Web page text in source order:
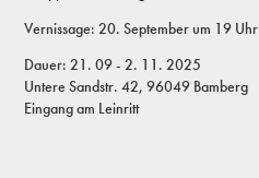
Vernissage: 20. September um 19 Uhr
Dauer: 21. 09 - 2. 11. 2025
Untere Sandstr. 42, 96049 Bamberg
Eingang am Leinritt